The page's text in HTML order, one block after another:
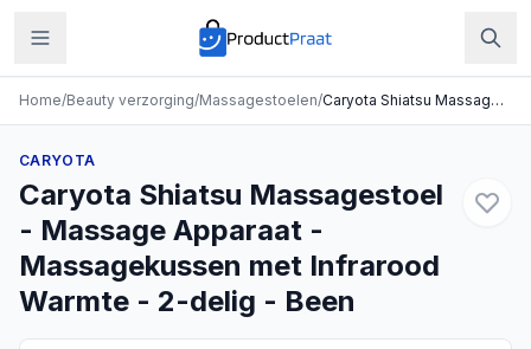
Home/Beauty verzorging/Massagestoelen/ Caryota Shiatsu Massagestoel - Massage Apparaat - Massagekussen met Infrarood Warmte - 2-delig - Been
CARYOTA
Caryota Shiatsu Massagestoel
- Massage Apparaat -
Massagekussen met Infrarood
Warmte - 2-delig - Been